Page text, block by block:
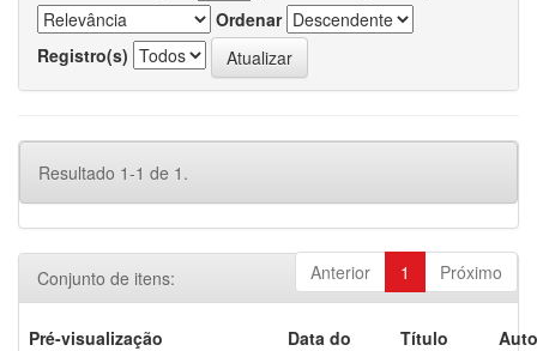
Ordenar
Registro(s)
Resultado 1-1 de 1.
Anterior 1 Próximo
Conjunto de itens:
Pré-visualização
Data do
Título